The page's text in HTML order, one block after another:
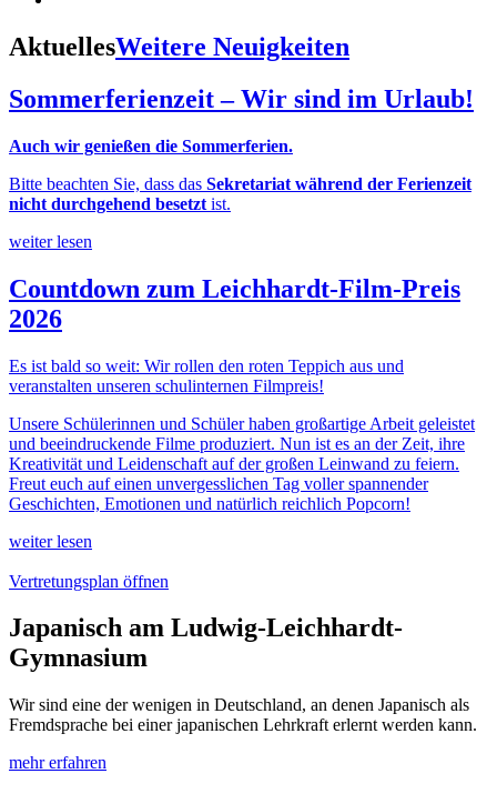
AktuellesWeitere Neuigkeiten
Sommerferienzeit – Wir sind im Urlaub!
Auch wir genießen die Sommerferien.
Bitte beachten Sie, dass das Sekretariat während der Ferienzeit
nicht durchgehend besetzt ist.
weiter lesen
Countdown zum Leichhardt-Film-Preis
2026
Es ist bald so weit: Wir rollen den roten Teppich aus und
veranstalten unseren schulinternen Filmpreis!
Unsere Schülerinnen und Schüler haben großartige Arbeit geleistet
und beeindruckende Filme produziert. Nun ist es an der Zeit, ihre
Kreativität und Leidenschaft auf der großen Leinwand zu feiern.
Freut euch auf einen unvergesslichen Tag voller spannender
Geschichten, Emotionen und natürlich reichlich Popcorn!
weiter lesen
Vertretungsplan öffnen
Japanisch am Ludwig-Leichhardt-
Gymnasium
Wir sind eine der wenigen in Deutschland, an denen Japanisch als
Fremdsprache bei einer japanischen Lehrkraft erlernt werden kann.
mehr erfahren